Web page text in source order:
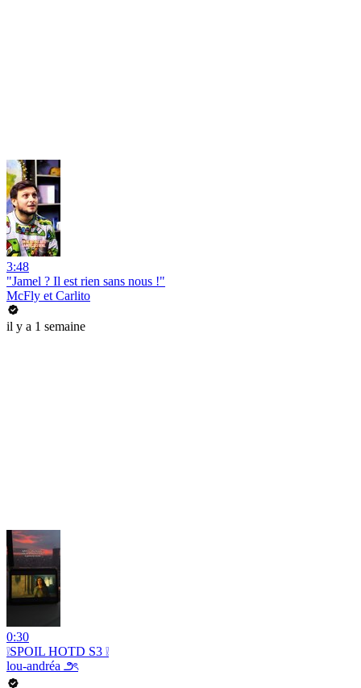
3:48
"Jamel ? Il est rien sans nous !"
McFly et Carlito
il y a 1 semaine
0:30
❕SPOIL HOTD S3 ❕
lou-andréa ౨ৎ